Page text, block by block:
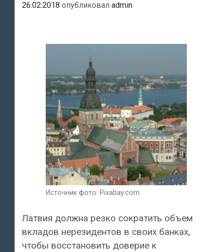
26.02.2018 опубликовал admin
Источник фото: Pixabay.com.
Латвия должна резко сократить объем
вкладов нерезидентов в своих банках,
чтобы восстановить доверие к